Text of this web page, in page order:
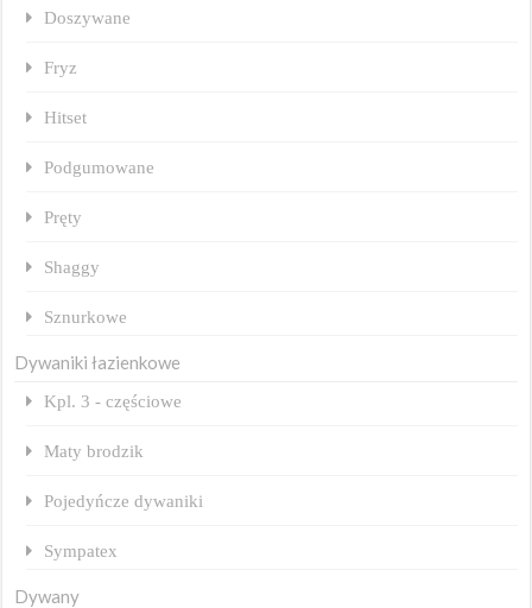
Doszywane
Fryz
Hitset
Podgumowane
Pręty
Shaggy
Sznurkowe
Dywaniki łazienkowe
Kpl. 3 - częściowe
Maty brodzik
Pojedyńcze dywaniki
Sympatex
Dywany